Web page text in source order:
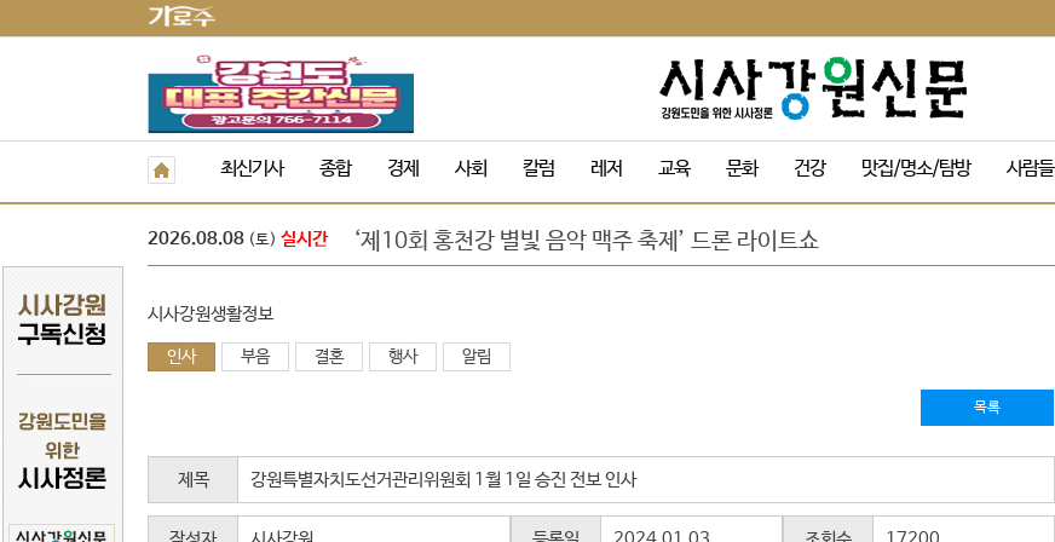
최신기사 종합 경제 사회 칼럼 레저 교육 문화 건강 맛집/명소/탐방 사람들
2026.08.08 (토) 실시간
양양 송이밸리자연휴양림 예약 마감
강은선, 장분남, 최원규 '3인 전시회'
민선 9기 횡성군수직 인수위, 활동백서 발간…‘관광 500만 시대’ 청사진 담아
폭염 속 야외 주차 차량 내부 온도 85.5℃까지 치솟아
강삼영 강원특별자치도교육청 교육감 특별 인터뷰
박길선 강원특별자치도의회 의장 특별 인터뷰
시사강원생활정보
인사 부음 결혼 행사 알림
목록
제목 강원특별자치도선거관리위원회 1월 1일 승진 전보 인사